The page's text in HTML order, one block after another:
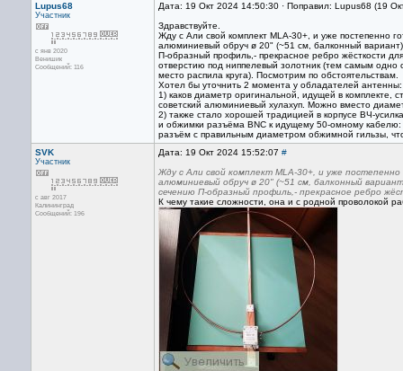
Lupus68
Участник
с янв 2020
Венишик
Сообщений: 116
Дата: 19 Окт 2024 14:50:30 · Поправил: Lupus68 (19
Здравствуйте.
Жду с Али свой комплект MLA-30+, и уже постепенно
алюминиевый обруч ø 20" (~51 см, балконный
П-образный профиль,- прекрасное ребро жёсткости
отверстию под ниппелевый золотник (тем самым одно
место распила круга). Посмотрим по обстоятельствам.
Хотел бы уточнить 2 момента у обладателей антенны:
1) каков диаметр оригинальной, идущей в комплекте,
советский алюминиевый хулахуп. Можно вместо
2) также стало хорошей традицией в корпусе ВЧ-
и обжимки разъёма BNC к идущему 50-омному кабелю:
разъём с правильным диаметром обжимной гильзы,
SVK
Участник
с авг 2017
Калининград
Сообщений: 196
Дата: 19 Окт 2024 15:52:07 #
Жду с Али свой комплект MLA-30+, и уже
алюминиевый обруч ø 20" (~51 см, балконный
сечению П-образный профиль,- прекрасное ребро
К чему такие сложности, она и с родной проволокой